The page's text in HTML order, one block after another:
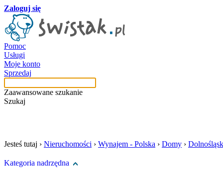
Zaloguj się
Pomoc
Usługi
Moje konto
Sprzedaj
Zaawansowane szukanie
Szukaj
Jesteś tutaj › Nieruchomości › Wynajem - Polska › Domy ›
Kategoria nadrzędna